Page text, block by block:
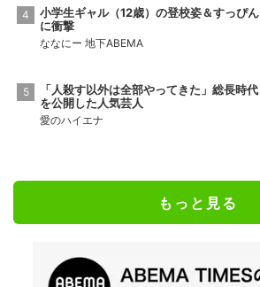
小学生ギャル（12歳）の登校姿＆すっぴん
に衝撃
ななにー 地下ABEMA
「人殺す以外は全部やってきた」総長時代
を公開した人気芸人
愛のハイエナ
もっと見る